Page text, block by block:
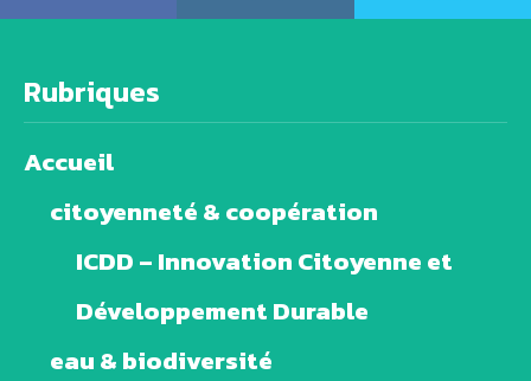
Rubriques
Accueil
citoyenneté & coopération
ICDD – Innovation Citoyenne et
Développement Durable
eau & biodiversité